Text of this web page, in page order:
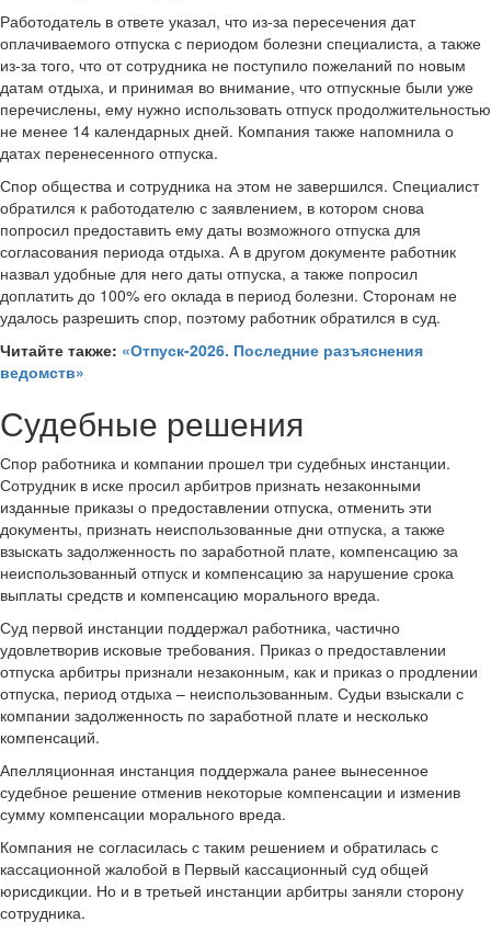
Работодатель в ответе указал, что из-за пересечения дат
оплачиваемого отпуска с периодом болезни специалиста, а также
из-за того, что от сотрудника не поступило пожеланий по новым
датам отдыха, и принимая во внимание, что отпускные были уже
перечислены, ему нужно использовать отпуск продолжительностью
не менее 14 календарных дней. Компания также напомнила о
датах перенесенного отпуска.
Спор общества и сотрудника на этом не завершился. Специалист
обратился к работодателю с заявлением, в котором снова
попросил предоставить ему даты возможного отпуска для
согласования периода отдыха. А в другом документе работник
назвал удобные для него даты отпуска, а также попросил
доплатить до 100% его оклада в период болезни. Сторонам не
удалось разрешить спор, поэтому работник обратился в суд.
Читайте также: «Отпуск-2026. Последние разъяснения
ведомств»
Судебные решения
Спор работника и компании прошел три судебных инстанции.
Сотрудник в иске просил арбитров признать незаконными
изданные приказы о предоставлении отпуска, отменить эти
документы, признать неиспользованные дни отпуска, а также
взыскать задолженность по заработной плате, компенсацию за
неиспользованный отпуск и компенсацию за нарушение срока
выплаты средств и компенсацию морального вреда.
Суд первой инстанции поддержал работника, частично
удовлетворив исковые требования. Приказ о предоставлении
отпуска арбитры признали незаконным, как и приказ о продлении
отпуска, период отдыха – неиспользованным. Судьи взыскали с
компании задолженность по заработной плате и несколько
компенсаций.
Апелляционная инстанция поддержала ранее вынесенное
судебное решение отменив некоторые компенсации и изменив
сумму компенсации морального вреда.
Компания не согласилась с таким решением и обратилась с
кассационной жалобой в Первый кассационный суд общей
юрисдикции. Но и в третьей инстанции арбитры заняли сторону
сотрудника.